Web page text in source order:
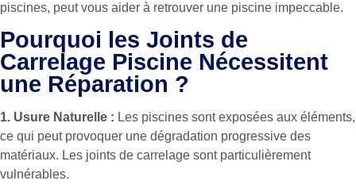
piscines, peut vous aider à retrouver une piscine impeccable.
Pourquoi les Joints de
Carrelage Piscine Nécessitent
une Réparation ?
1. Usure Naturelle : Les piscines sont exposées aux éléments,
ce qui peut provoquer une dégradation progressive des
matériaux. Les joints de carrelage sont particulièrement
vulnérables.